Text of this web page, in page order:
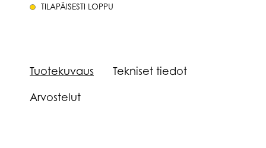
TILAPÄISESTI LOPPU
Tuotekuvaus
Tekniset tiedot
Arvostelut